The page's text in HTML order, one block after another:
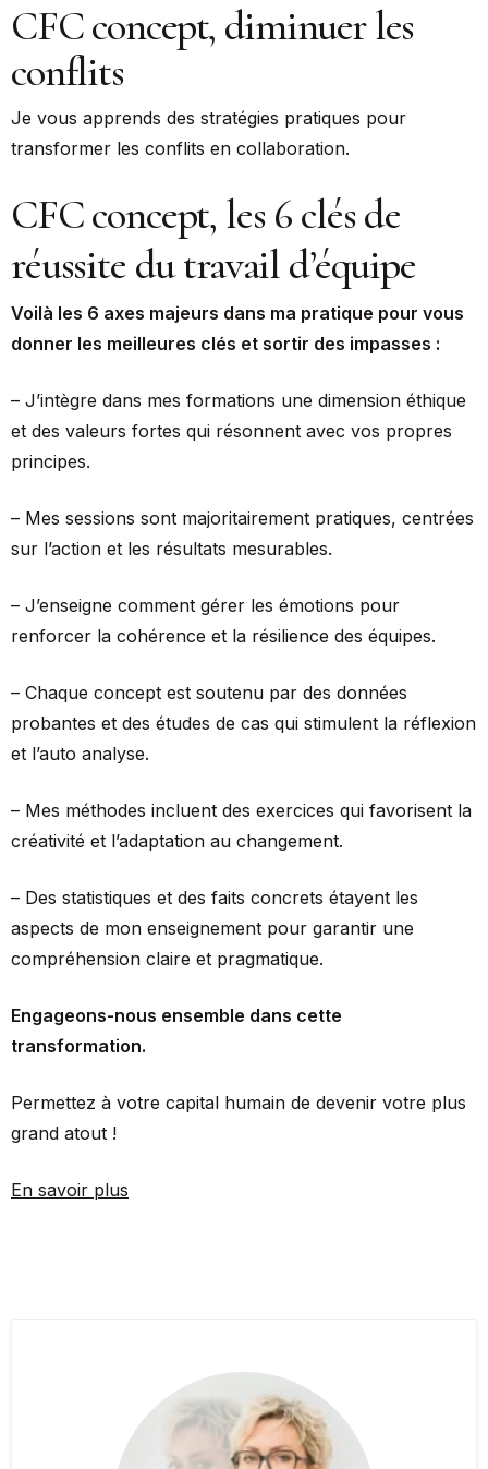
CFC concept, diminuer les
conflits
Je vous apprends des stratégies pratiques pour
transformer les conflits en collaboration.
CFC concept, les 6 clés de
réussite du travail d’équipe
Voilà les 6 axes majeurs dans ma pratique pour vous
donner les meilleures clés et sortir des impasses :
– J’intègre dans mes formations une dimension éthique
et des valeurs fortes qui résonnent avec vos propres
principes.
– Mes sessions sont majoritairement pratiques, centrées
sur l’action et les résultats mesurables.
– J’enseigne comment gérer les émotions pour
renforcer la cohérence et la résilience des équipes.
– Chaque concept est soutenu par des données
probantes et des études de cas qui stimulent la réflexion
et l’auto analyse.
– Mes méthodes incluent des exercices qui favorisent la
créativité et l’adaptation au changement.
– Des statistiques et des faits concrets étayent les
aspects de mon enseignement pour garantir une
compréhension claire et pragmatique.
Engageons-nous ensemble dans cette
transformation.
Permettez à votre capital humain de devenir votre plus
grand atout !
En savoir plus